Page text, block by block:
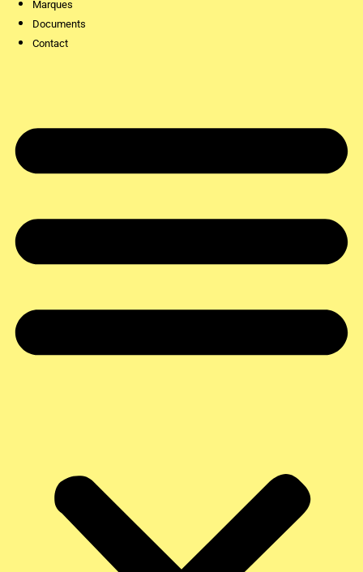
Marques
Documents
Contact